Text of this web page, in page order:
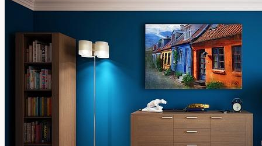
Slova
Rozhodčí
ve
Sportu